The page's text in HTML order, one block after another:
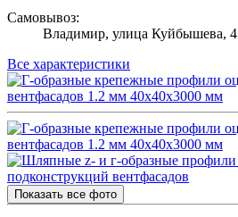
Самовывоз:
Владимир, улица Куйбышева, 4
Все характеристики
Показать все фото